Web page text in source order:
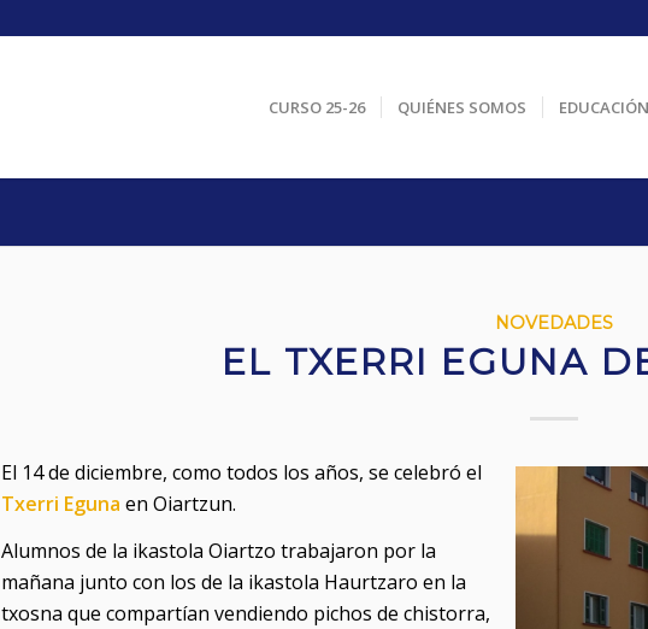
CURSO 25-26 QUIÉNES SOMOS EDUCACIÓN
NOVEDADES
EL TXERRI EGUNA
El 14 de diciembre, como todos los años, se celebró el
Txerri Eguna en Oiartzun.
Alumnos de la ikastola Oiartzo trabajaron por la
mañana junto con los de la ikastola Haurtzaro en la
txosna que compartían vendiendo pichos de chistorra,